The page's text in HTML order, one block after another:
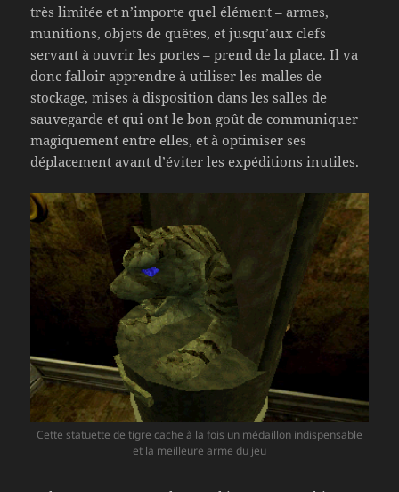
très limitée et n’importe quel élément – armes,
munitions, objets de quêtes, et jusqu’aux clefs
servant à ouvrir les portes – prend de la place. Il va
donc falloir apprendre à utiliser les malles de
stockage, mises à disposition dans les salles de
sauvegarde et qui ont le bon goût de communiquer
magiquement entre elles, et à optimiser ses
déplacement avant d’éviter les expéditions inutiles.
Cette statuette de tigre cache à la fois un médaillon indispensable
et la meilleure arme du jeu